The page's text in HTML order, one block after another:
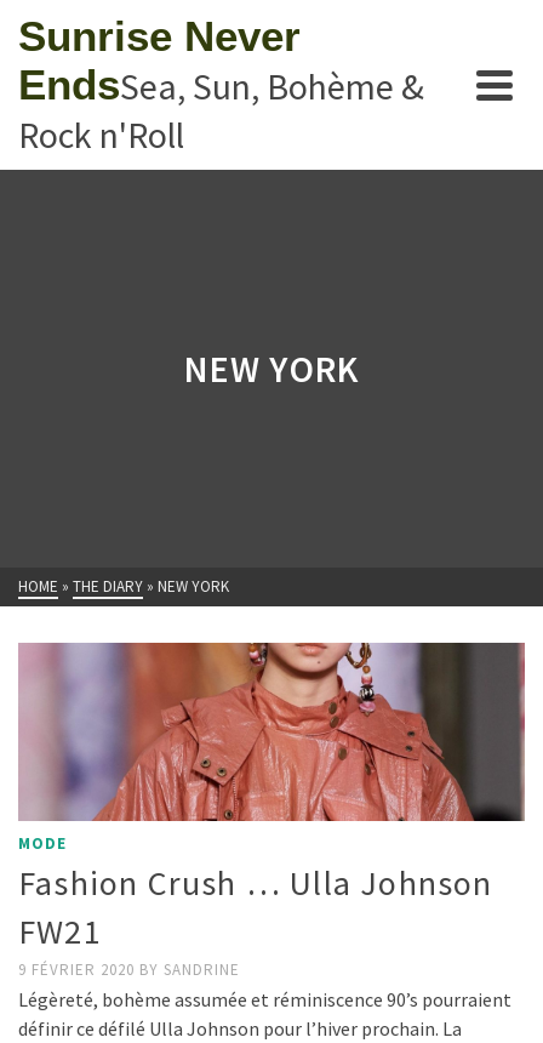
Sunrise Never
EndsSea, Sun, Bohème &
Rock n'Roll
NEW YORK
HOME » THE DIARY » NEW YORK
MODE
Fashion Crush … Ulla Johnson
FW21
9 FÉVRIER 2020 BY SANDRINE
Légèreté, bohème assumée et réminiscence 90’s pourraient
définir ce défilé Ulla Johnson pour l’hiver prochain. La